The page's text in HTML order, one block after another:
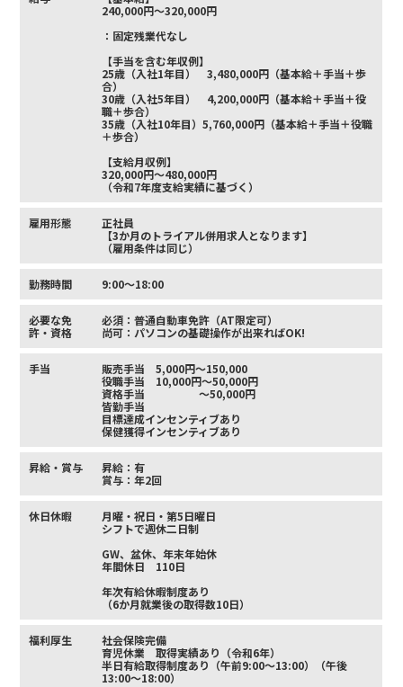
240,000円～320,000円
：固定残業代なし
【手当を含む年収例】
25歳（入社1年目） 3,480,000円（基本給＋手当＋歩
合）
30歳（入社5年目） 4,200,000円（基本給＋手当＋役
職＋歩合）
35歳（入社10年目）5,760,000円（基本給＋手当＋役職
＋歩合）
【支給月収例】
320,000円〜480,000円
（令和7年度支給実績に基づく）
雇用形態
正社員
【3か月のトライアル併用求人となります】
（雇用条件は同じ）
勤務時間 9:00～18:00
必要な免
許・資格
必須：普通自動車免許（AT限定可）
尚可：パソコンの基礎操作が出来ればOK!
手当
販売手当 5,000円～150,000
役職手当 10,000円～50,000円
資格手当 ～50,000円
皆勤手当
目標達成インセンティブあり
保健獲得インセンティブあり
昇給・賞与
昇給：有
賞与：年2回
休日休暇
月曜・祝日・第5日曜日
シフトで週休二日制
GW、盆休、年末年始休
年間休日 110日
年次有給休暇制度あり
（6か月就業後の取得数10日）
福利厚生
社会保険完備
育児休業 取得実績あり（令和6年）
半日有給取得制度あり（午前9:00～13:00）（午後
13:00～18:00）